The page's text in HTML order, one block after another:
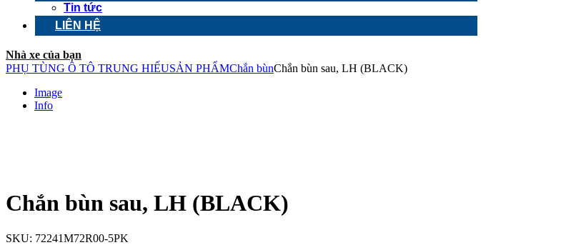
Tin tức
LIÊN HỆ
Nhà xe của bạn
PHỤ TÙNG Ô TÔ TRUNG HIẾUSẢN PHẨMChắn bùnChắn bùn sau, LH (BLACK)
Image
Info
Chắn bùn sau, LH (BLACK)
SKU: 72241M72R00-5PK